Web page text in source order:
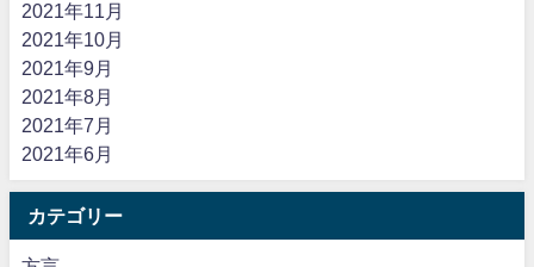
2021年11月
2021年10月
2021年9月
2021年8月
2021年7月
2021年6月
カテゴリー